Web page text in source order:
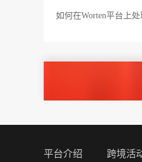
如何在Worten平台上处
平台介绍 跨境活